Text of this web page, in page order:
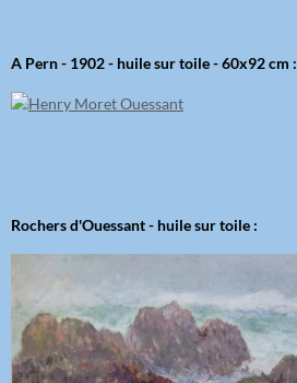
A Pern - 1902 - huile sur toile - 60x92 cm :
Rochers d'Ouessant - huile sur toile :